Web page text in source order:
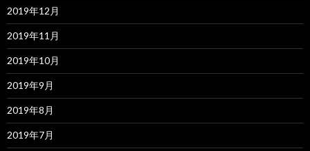
2019年12月
2019年11月
2019年10月
2019年9月
2019年8月
2019年7月